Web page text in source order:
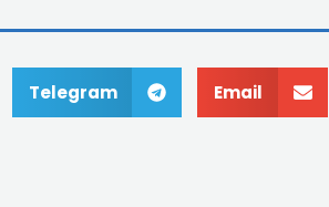
Email
Telegram